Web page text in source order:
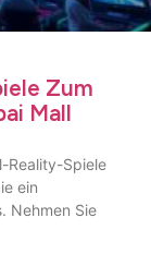
Zum
Mall
Reality-Spiele
ein
Nehmen Sie